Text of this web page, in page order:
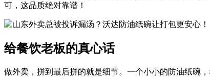
可，这品质绝对靠谱！
给餐饮老板的真心话
做外卖，拼到最后拼的就是细节。一个小小的防油纸碗